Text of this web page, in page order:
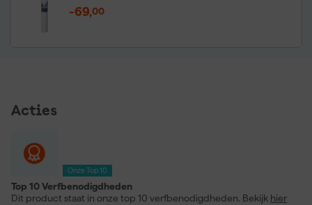
-69,00
Acties
Onze Top 10
Top 10 Verfbenodigdheden
Dit product staat in onze top 10 verfbenodigdheden. Bekijk hier